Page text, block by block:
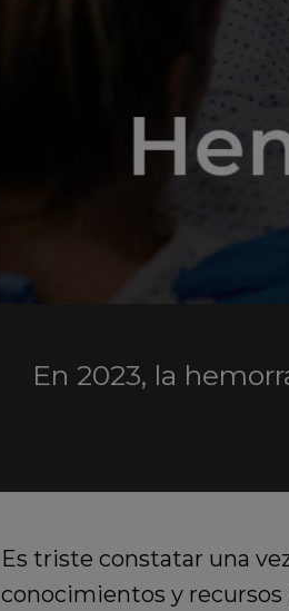
En 2023, la
Es triste constatar una
conocimientos y recursos